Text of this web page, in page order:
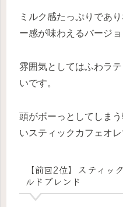
ミルク感たっぷりであ
ー感が味わえるバージョ
雰囲気としてはふわラ
いです。
頭がボーっとしてしま
いスティックカフェオレ
【前回2位】スティッ
ルドブレンド